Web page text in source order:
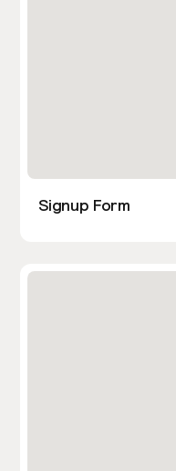
Signup Form